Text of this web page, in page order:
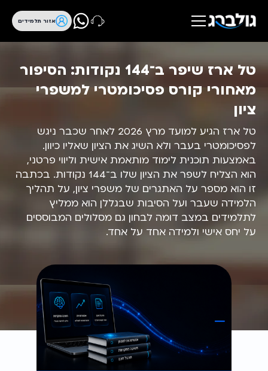
אזור תלמידים
טל ארז שיפר ב־144 נקודות: הסיפור
מאחורי קורס פסיכומטרי למשפרי
ציון
טל ארז הגיע למועד מרץ 2026 לאחר שכבר ניגש
לפסיכומטרי בעבר ולא השיג את הציון שאליו כיוון.
באמצעות תוכנית לימוד מותאמת אישית וליווי פרטני,
הוא הצליח לשפר את הציון שלו ב־144 נקודות. בכתבה
זו הוא מספר על האתגרים של משפרי ציון, על תהליך
הלמידה שעבר ועל הסיבות שבגללן הוא ממליץ
לתלמידים במצב דומה לבחון גם מסלולים המבוססים
על יחס אישי ולמידה אחד על אחד.